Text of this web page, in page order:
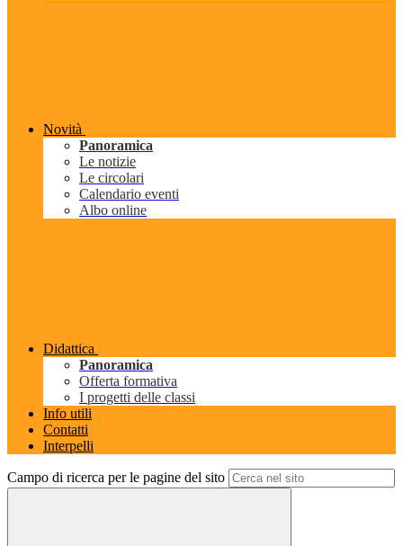
Novità
Panoramica
Le notizie
Le circolari
Calendario eventi
Albo online
Didattica
Panoramica
Offerta formativa
I progetti delle classi
Info utili
Contatti
Interpelli
Campo di ricerca per le pagine del sito